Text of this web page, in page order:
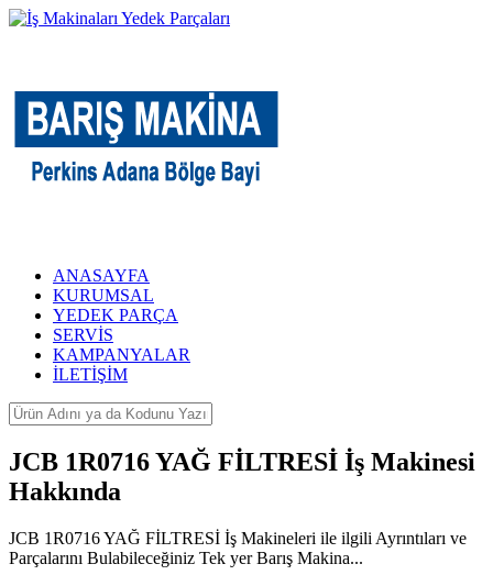
ANASAYFA
KURUMSAL
YEDEK PARÇA
SERVİS
KAMPANYALAR
İLETİŞİM
JCB 1R0716 YAĞ FİLTRESİ İş Makinesi
Hakkında
JCB 1R0716 YAĞ FİLTRESİ İş Makineleri ile ilgili Ayrıntıları ve
Parçalarını Bulabileceğiniz Tek yer Barış Makina...